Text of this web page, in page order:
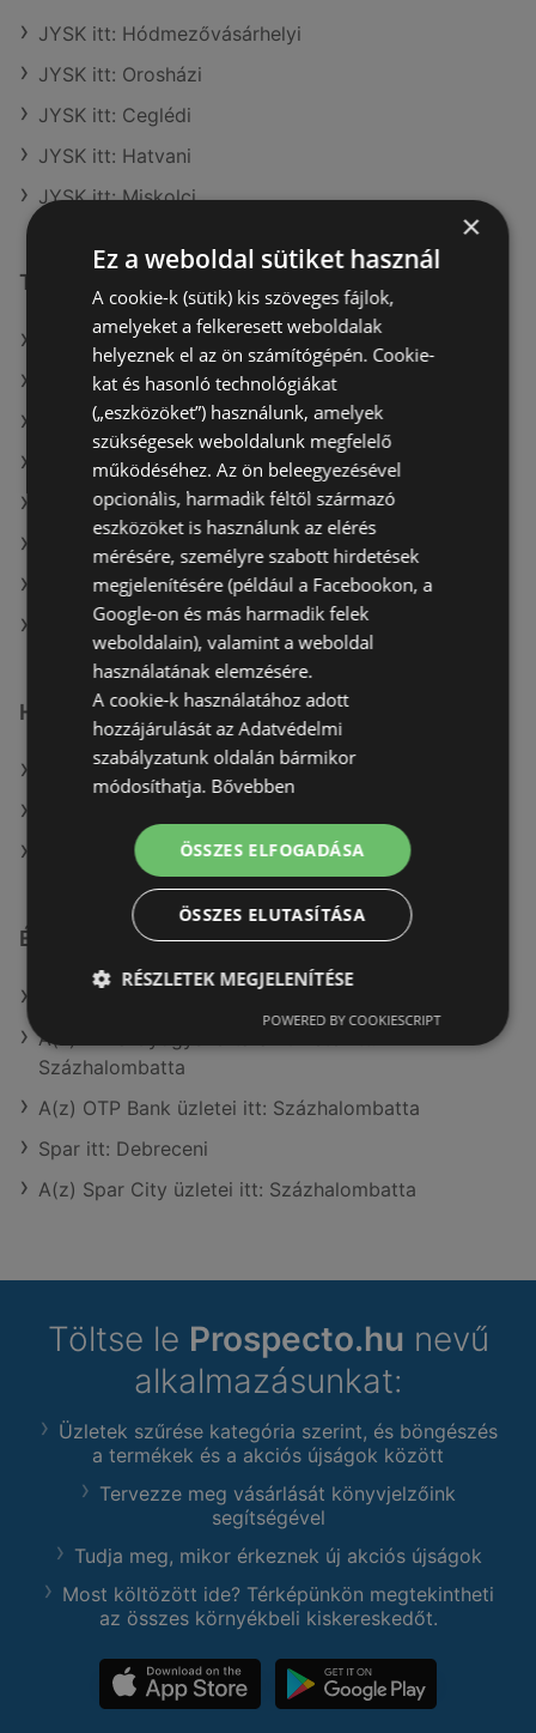
JYSK itt: Hódmezővásárhelyi
JYSK itt: Orosházi
JYSK itt: Ceglédi
JYSK itt: Hatvani
JYSK itt: Miskolci
További linkek
A(z) JYSK ajánlatai
A(z) OBI Hungary Retail kft ajánlatai
A(z) Praktiker ajánlatai
A(z) Praktiker aktuális akciós újságjai
A(z) OBI Hungary Retail kft aktuális akciós újságjai
A(z) Vil-For aktuális akciós újságjai
A(z) Bauhaus aktuális akciós újságjai
A(z) JYSK üzletei itt: Sopron-Fertődi
Hasonló kiskereskedők
A(z) Bauhaus ajánlatai
A(z) Praktiker ajánlatai
Érdeklődésre számot tartó elemek itt:
A(z) Alma Gyógyszertárak üzletei itt:
Százhalombatta
A(z) OTP Bank üzletei itt: Százhalombatta
Spar itt: Debreceni
A(z) Spar City üzletei itt: Százhalombatta
Töltse le Prospecto.hu nevű
alkalmazásunkat:
Üzletek szűrése kategória szerint, és böngészés
a termékek és a akciós újságok között
Tervezze meg vásárlását könyvjelzőink
segítségével
Tudja meg, mikor érkeznek új akciós újságok
Most költözött ide? Térképünkön megtekintheti
az összes környékbeli kiskereskedőt.
×
Ez a weboldal sütiket használ
A cookie-k (sütik) kis szöveges fájlok,
amelyeket a felkeresett weboldalak
helyeznek el az ön számítógépén. Cookie-
kat és hasonló technológiákat
(„eszközöket”) használunk, amelyek
szükségesek weboldalunk megfelelő
működéséhez. Az ön beleegyezésével
opcionális, harmadik féltől származó
eszközöket is használunk az elérés
mérésére, személyre szabott hirdetések
megjelenítésére (például a Facebookon, a
Google-on és más harmadik felek
weboldalain), valamint a weboldal
használatának elemzésére.
A cookie-k használatához adott
hozzájárulását az Adatvédelmi
szabályzatunk oldalán bármikor
módosíthatja. Bővebben
ÖSSZES ELFOGADÁSA
ÖSSZES ELUTASÍTÁSA
RÉSZLETEK MEGJELENÍTÉSE
POWERED BY COOKIESCRIPT